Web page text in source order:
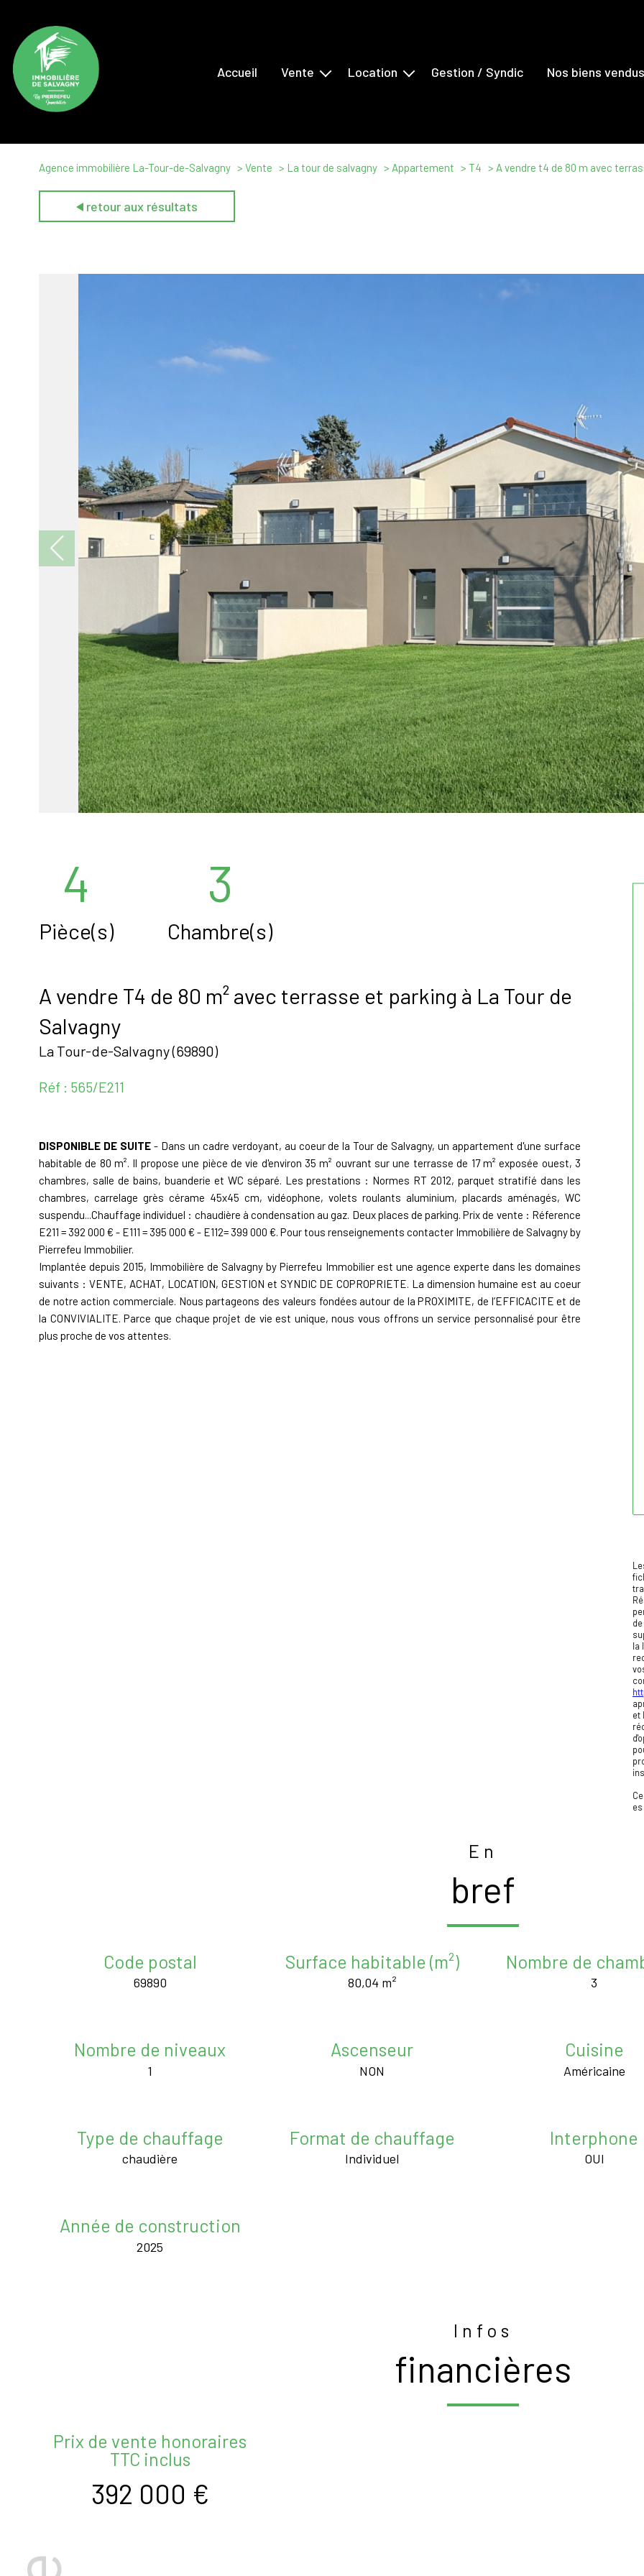
Accueil Vente Location Gestion / Syndic Nos biens vendus
Agence immobilière La-Tour-de-Salvagny Vente La tour de salvagny Appartement T4 A vendre t4 de 80 m avec
retour aux résultats
4
Pièce(s)
3
Chambre(s)
A vendre T4 de 80 m² avec terrasse et parking à La Tour de
Salvagny
La Tour-de-Salvagny (69890)
Réf : 565/E211
DISPONIBLE DE SUITE- Dans un cadre verdoyant, au coeur de la Tour de Salvagny, un appartement d'une surface
habitable de 80 m². Il propose une pièce de vie d'environ 35 m² ouvrant sur une terrasse de 17 m² exposée ouest, 3
chambres, salle de bains, buanderie et WC séparé. Les prestations : Normes RT 2012, parquet stratifié dans les
chambres, carrelage grès cérame 45x45 cm, vidéophone, volets roulants aluminium, placards aménagés, WC
suspendu...Chauffage individuel : chaudière à condensation au gaz. Deux places de parking. Prix de vente : Réference
E211 = 392 000 € - E111 = 395 000 € - E112= 399 000 €. Pour tous renseignements contacter Immobilière de Salvagny by
Pierrefeu Immobilier.
Implantée depuis 2015, Immobilière de Salvagny by Pierrefeu Immobilier est une agence experte dans les domaines
suivants : VENTE, ACHAT, LOCATION, GESTION et SYNDIC DE COPROPRIETE. La dimension humaine est au coeur
de notre action commerciale. Nous partageons des valeurs fondées autour de la PROXIMITE, de l’EFFICACITE et de
la CONVIVIALITE. Parce que chaque projet de vie est unique, nous vous offrons un service personnalisé pour être
plus proche de vos attentes.
la
et
es
En
bref
Code postal
69890
Surface habitable (m²)
80,04 m²
Nombre de
3
Nombre de niveaux
1
Ascenseur
NON
Cuisine
Américaine
Type de chauffage
chaudière
Format de chauffage
Individuel
Interphone
OUI
Année de construction
2025
Infos
financières
Prix de vente honoraires
TTC inclus
392 000 €